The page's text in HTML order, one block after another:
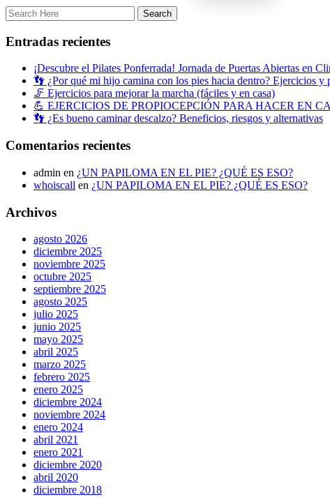
Entradas recientes
¡Descubre el Pilates Ponferrada! Jornada de Puertas Abiertas en
👣 ¿Por qué mi hijo camina con los pies hacia dentro? Ejercicios
🦵 Ejercicios para mejorar la marcha (fáciles y en casa)
💪 EJERCICIOS DE PROPIOCEPCIÓN PARA HACER EN
👣 ¿Es bueno caminar descalzo? Beneficios, riesgos y alternativas
Comentarios recientes
admin en ¿UN PAPILOMA EN EL PIE? ¿QUÉ ES ESO?
whoiscall en ¿UN PAPILOMA EN EL PIE? ¿QUÉ ES ESO?
Archivos
agosto 2026
diciembre 2025
noviembre 2025
octubre 2025
septiembre 2025
agosto 2025
julio 2025
junio 2025
mayo 2025
abril 2025
marzo 2025
febrero 2025
enero 2025
diciembre 2024
noviembre 2024
enero 2024
abril 2021
enero 2021
diciembre 2020
abril 2020
diciembre 2018